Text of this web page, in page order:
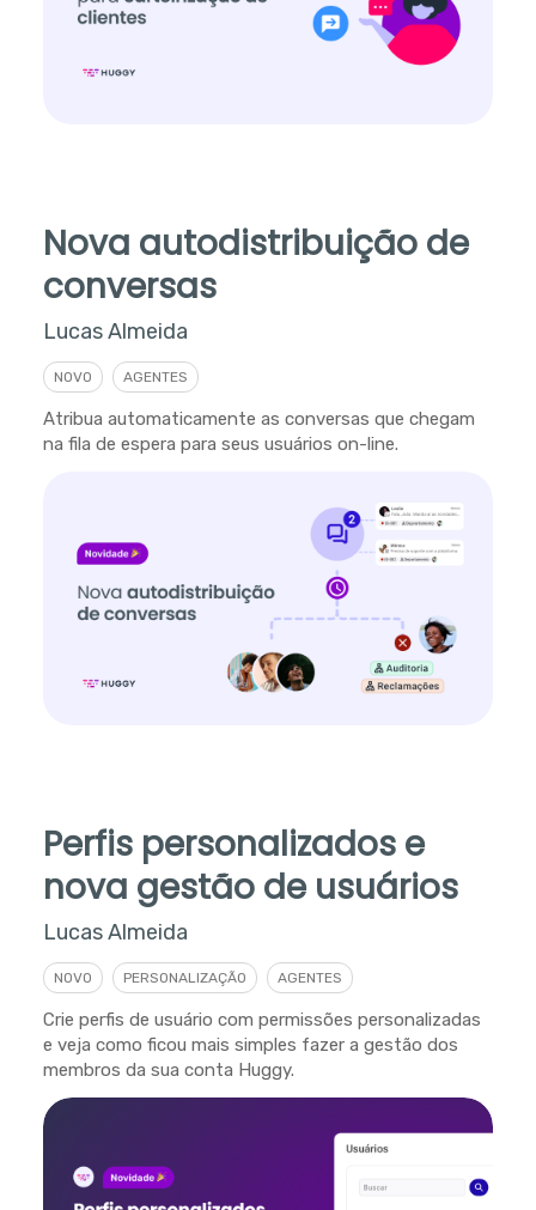
Nova autodistribuição de
conversas
Lucas Almeida
NOVO AGENTES
Atribua automaticamente as conversas que chegam
na fila de espera para seus usuários on-line.
Perfis personalizados e
nova gestão de usuários
Lucas Almeida
NOVO PERSONALIZAÇÃO AGENTES
Crie perfis de usuário com permissões personalizadas
e veja como ficou mais simples fazer a gestão dos
membros da sua conta Huggy.